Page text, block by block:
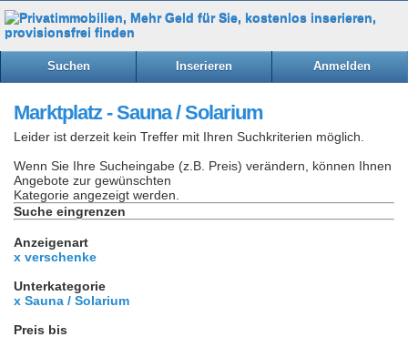
Suchen Inserieren Anmelden
Marktplatz - Sauna / Solarium
Leider ist derzeit kein Treffer mit Ihren Suchkriterien möglich.
Wenn Sie Ihre Sucheingabe (z.B. Preis) verändern, können Ihnen
Angebote zur gewünschten
Kategorie angezeigt werden.
Suche eingrenzen
Anzeigenart
x verschenke
Unterkategorie
x Sauna / Solarium
Preis bis